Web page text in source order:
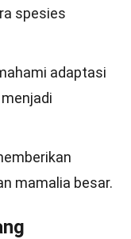
spesies
adaptasi
mamalia besar.